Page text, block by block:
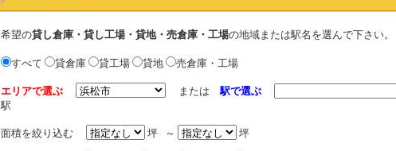
希望の貸し倉庫・貸し工場・貸地・売倉庫・工場の地域または駅名を選んで下さい。
すべて 貸倉庫 貸工場 貸地 売倉庫・工場
エリアで選ぶ または駅で選ぶ
駅
面積を絞り込む 坪 ～ 坪